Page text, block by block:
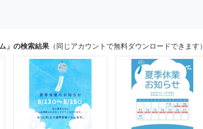
」の検索結果 （同じアカウントで無料ダウンロードできます）